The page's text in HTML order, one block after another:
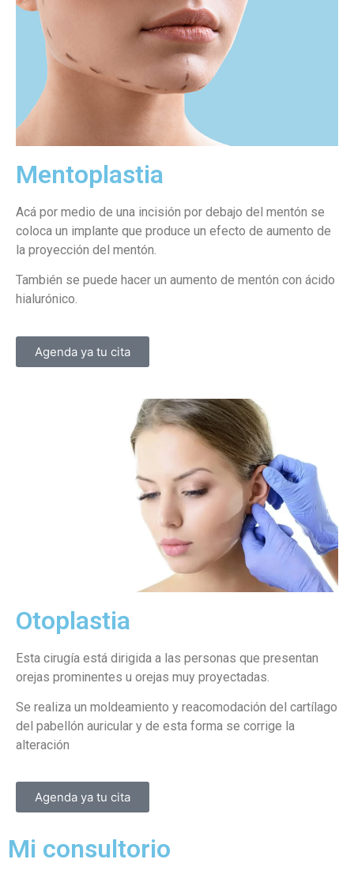
Mentoplastia
Acá por medio de una incisión por debajo del mentón se
coloca un implante que produce un efecto de aumento de
la proyección del mentón.
También se puede hacer un aumento de mentón con ácido
hialurónico.
Agenda ya tu cita
Otoplastia
Esta cirugía está dirigida a las personas que presentan
orejas prominentes u orejas muy proyectadas.
Se realiza un moldeamiento y reacomodación del cartílago
del pabellón auricular y de esta forma se corrige la
alteración
Agenda ya tu cita
Mi consultorio